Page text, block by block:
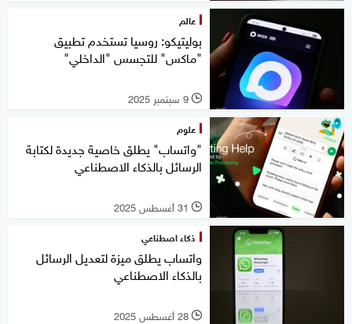
عالم
بوليتيكو: روسيا تستخدم تطبيق
"ماكس" للتجسس "الداخلي"
l 9 سبتمبر 2025
علوم
"واتساب" يطلق خاصية جديدة لكتابة
الرسائل بالذكاء الاصطناعي
l 31 أغسطس 2025
ذكاء اصطناعي
واتساب يطلق ميزة لتعديل الرسائل
بالذكاء الاصطناعي
l 28 أغسطس 2025